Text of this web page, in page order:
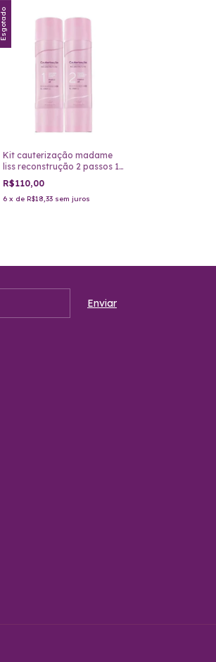
Esgotado
Kit cauterização madame
liss reconstrução 2 passos 1
litro
R$110,00
6 x de R$18,33 sem juros